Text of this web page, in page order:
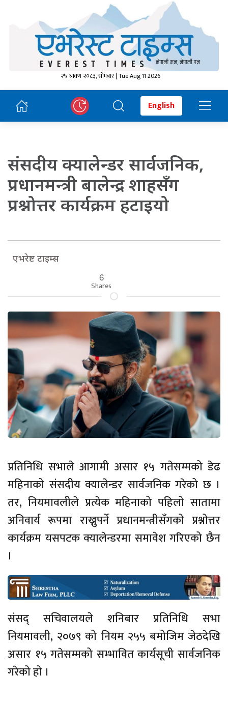
२५ श्रावण २०८३, सोमबार | Tue Aug 11 2026
English
संसदीय क्यालेन्डर सार्वजनिक,
प्रधानमन्त्री बालेन्द्र शाहसँग
प्रश्नोत्तर कार्यक्रम हटाइयो
एभरेष्ट टाइम्स
6
Shares
प्रतिनिधि सभाले आगामी असार १५ गतेसम्मको डेढ
महिनाको संसदीय क्यालेन्डर सार्वजनिक गरेको छ ।
तर, नियमावलीले प्रत्येक महिनाको पहिलो सातामा
अनिवार्य रूपमा राख्नुपर्ने प्रधानमन्त्रीसँगको प्रश्नोत्तर
कार्यक्रम यसपटक क्यालेन्डरमा समावेश गरिएको छैन
।
संसद् सचिवालयले शनिबार प्रतिनिधि सभा
नियमावली, २०७९ को नियम २५५ बमोजिम जेठदेखि
असार १५ गतेसम्मको सम्भावित कार्यसूची सार्वजनिक
गरेको हो ।